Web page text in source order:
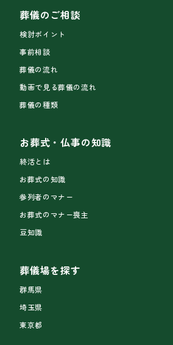
葬儀のご相談
検討ポイント
事前相談
葬儀の流れ
動画で見る葬儀の流れ
葬儀の種類
お葬式・仏事の知識
終活とは
お葬式の知識
参列者のマナー
お葬式のマナー喪主
豆知識
葬儀場を探す
群馬県
埼玉県
東京都